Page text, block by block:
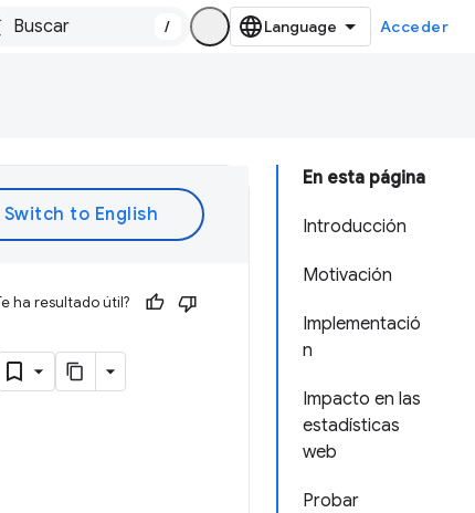
/ Acceder
En esta página
Introducción
Motivación
Implementació
n
Impacto en las
estadísticas
web
Probar
ha resultado útil?